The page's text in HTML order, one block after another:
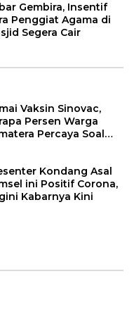
Gembira, Insentif
Penggiat Agama di
Segera Cair
Vaksin Sinovac,
Persen Warga
Percaya Soal
Kondang Asal
ini Positif Corona,
Kabarnya Kini